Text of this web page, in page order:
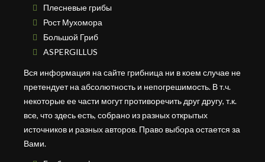
Плесневые грибы
Рост Мухомора
Большой Гриб
ASPERGILLUS
Вся информация на сайте грибница ни в коем случае не
претендует на абсолютность и непогрешимость. В т.ч.
некоторые ее части могут противоречить друг другу, т.к.
все, что здесь есть, собрано из разных открытых
источников и разных авторов. Право выбора остается за
Вами.